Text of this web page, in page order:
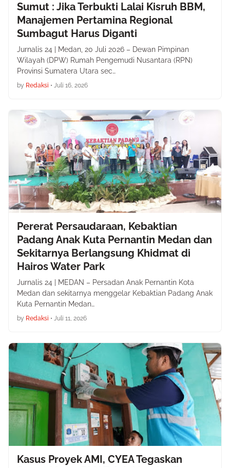
Sumut : Jika Terbukti Lalai Kisruh BBM,
Manajemen Pertamina Regional
Sumbagut Harus Diganti
Jurnalis 24 | Medan, 20 Juli 2026 – Dewan Pimpinan
Wilayah (DPW) Rumah Pengemudi Nusantara (RPN)
Provinsi Sumatera Utara sec…
by Redaksi • Juli 16, 2026
Pererat Persaudaraan, Kebaktian
Padang Anak Kuta Pernantin Medan dan
Sekitarnya Berlangsung Khidmat di
Hairos Water Park
Jurnalis 24 | MEDAN – Persadan Anak Pernantin Kota
Medan dan sekitarnya menggelar Kebaktian Padang Anak
Kuta Pernantin Medan…
by Redaksi • Juli 11, 2026
Kasus Proyek AMI, CYEA Tegaskan